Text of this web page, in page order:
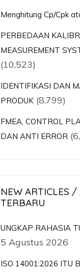
Menghitung Cp/Cpk
PERBEDAAN
MEASUREMENT
(10,523)
IDENTIFIKASI DAN
PRODUK (8,799)
FMEA, CONTROL
DAN ANTI ERROR
NEW ARTICLES /
TERBARU
UNGKAP RAHASIA
5 Agustus 2026
ISO 14001:2026 ITU